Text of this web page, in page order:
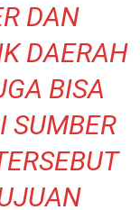
DAN
DAERAH
BISA
SUMBER